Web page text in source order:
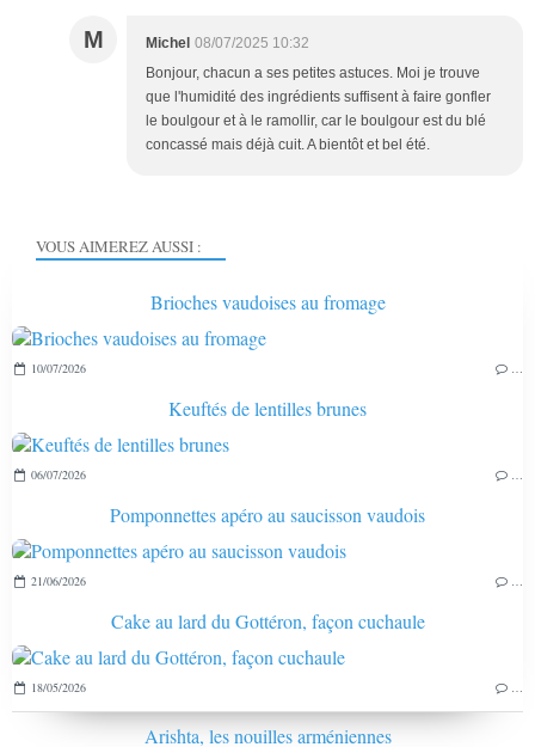
M Michel 08/07/2025 10:32
Bonjour, chacun a ses petites astuces. Moi je trouve
que l'humidité des ingrédients suffisent à faire gonfler
le boulgour et à le ramollir, car le boulgour est du blé
concassé mais déjà cuit. A bientôt et bel été.
VOUS AIMEREZ AUSSI :
Brioches vaudoises au fromage
10/07/2026
Keuftés de lentilles brunes
06/07/2026
Pomponnettes apéro au saucisson vaudois
21/06/2026
Cake au lard du Gottéron, façon cuchaule
18/05/2026
Arishta, les nouilles arméniennes